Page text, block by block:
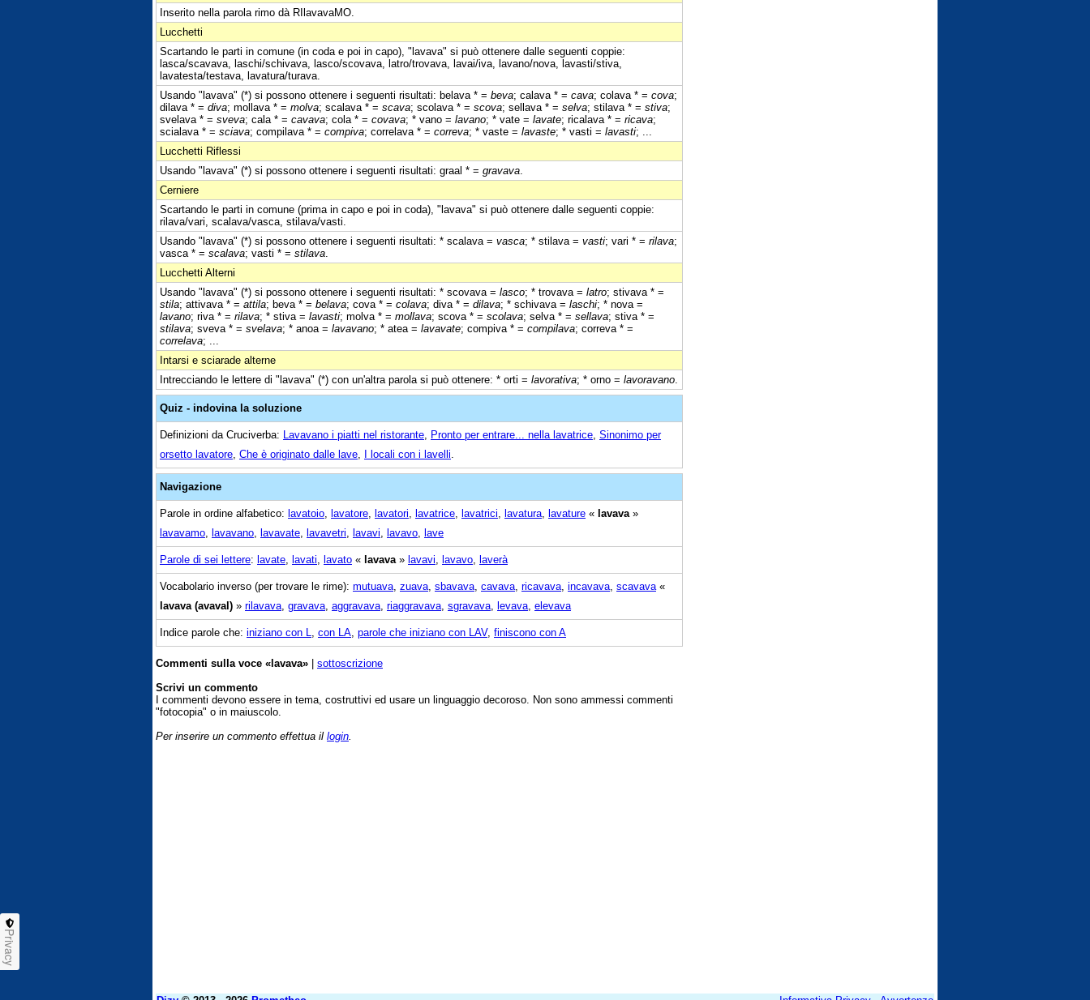
Inserito nella parola rimo dà RIlavavaMO.
Lucchetti
Scartando le parti in comune (in coda e poi in capo), "lavava" si può ottenere dalle seguenti coppie:
lasca/scavava, laschi/schivava, lasco/scovava, latro/trovava, lavai/iva, lavano/nova, lavasti/stiva,
lavatesta/testava, lavatura/turava.
Usando "lavava" (*) si possono ottenere i seguenti risultati: belava * = beva; calava * = cava; colava * = cova;
dilava * = diva; mollava * = molva; scalava * = scava; scolava * = scova; sellava * = selva; stilava * = stiva;
svelava * = sveva; cala * = cavava; cola * = covava; * vano = lavano; * vate = lavate; ricalava * = ricava;
scialava * = sciava; compilava * = compiva; correlava * = correva; * vaste = lavaste; * vasti = lavasti; ...
Lucchetti Riflessi
Usando "lavava" (*) si possono ottenere i seguenti risultati: graal * = gravava
Cerniere
Scartando le parti in comune (prima in capo e poi in coda), "lavava" si può ottenere dalle seguenti coppie:
rilava/vari, scalava/vasca, stilava/vasti.
Usando "lavava" (*) si possono ottenere i seguenti risultati: * scalava = vasca; * stilava = vasti; vari * = rilava;
vasca * = scalava; vasti * = stilava
Lucchetti Alterni
Usando "lavava" (*) si possono ottenere i seguenti risultati: * scovava = lasco; * trovava = latro; stivava * =
stila; attivava * = attila; beva * = belava; cova * = colava; diva * = dilava; * schivava = laschi; * nova =
lavano; riva * = rilava; * stiva = lavasti; molva * = mollava; scova * = scolava; selva * = sellava; stiva * =
stilava; sveva * = svelava; * anoa = lavavano; * atea = lavavate; compiva * = compilava; correva * =
correlava; ...
Intarsi e sciarade alterne
Intrecciando le lettere di "lavava" (*) con un'altra parola si può ottenere: * orti = lavorativa; * orno = lavoravano
Quiz - indovina la soluzione
Definizioni da Cruciverba: Lavavano i piatti nel ristorante Pronto per entrare... nella lavatrice Sinonimo per
orsetto lavatore Che è originato dalle lave I locali con i lavelli
Navigazione
Parole in ordine alfabetico: lavatoio lavatore lavatori lavatrice lavatrici lavatura lavature « lavava »
lavavamo lavavano lavavate lavavetri lavavi lavavo lave
Parole di sei lettere: lavate lavati lavato « lavava » lavavi lavavo laverà
Vocabolario inverso (per trovare le rime): mutuava zuava sbavava cavava ricavava incavava scavava «
lavava (avaval) » rilavava gravava aggravava riaggravava sgravava levava elevava
Indice parole che: iniziano con L con LA parole che iniziano con LAV, finiscono con A
Commenti sulla voce «lavava» | sottoscrizione
Scrivi un commento
I commenti devono essere in tema, costruttivi ed usare un linguaggio decoroso. Non sono ammessi commenti
"fotocopia" o in maiuscolo.
Per inserire un commento effettua il login
Privacy